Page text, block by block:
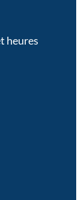
heures